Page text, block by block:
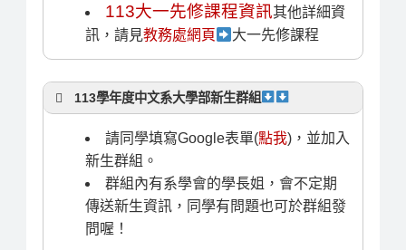
113大一先修課程資訊其他詳細資
訊，請見教務處網頁 大一先修課程
113學年度中文系大學部新生群組
請同學填寫Google表單(點我)，並加入
新生群組。
群組內有系學會的學長姐，會不定期
傳送新生資訊，同學有問題也可於群組發
問喔！